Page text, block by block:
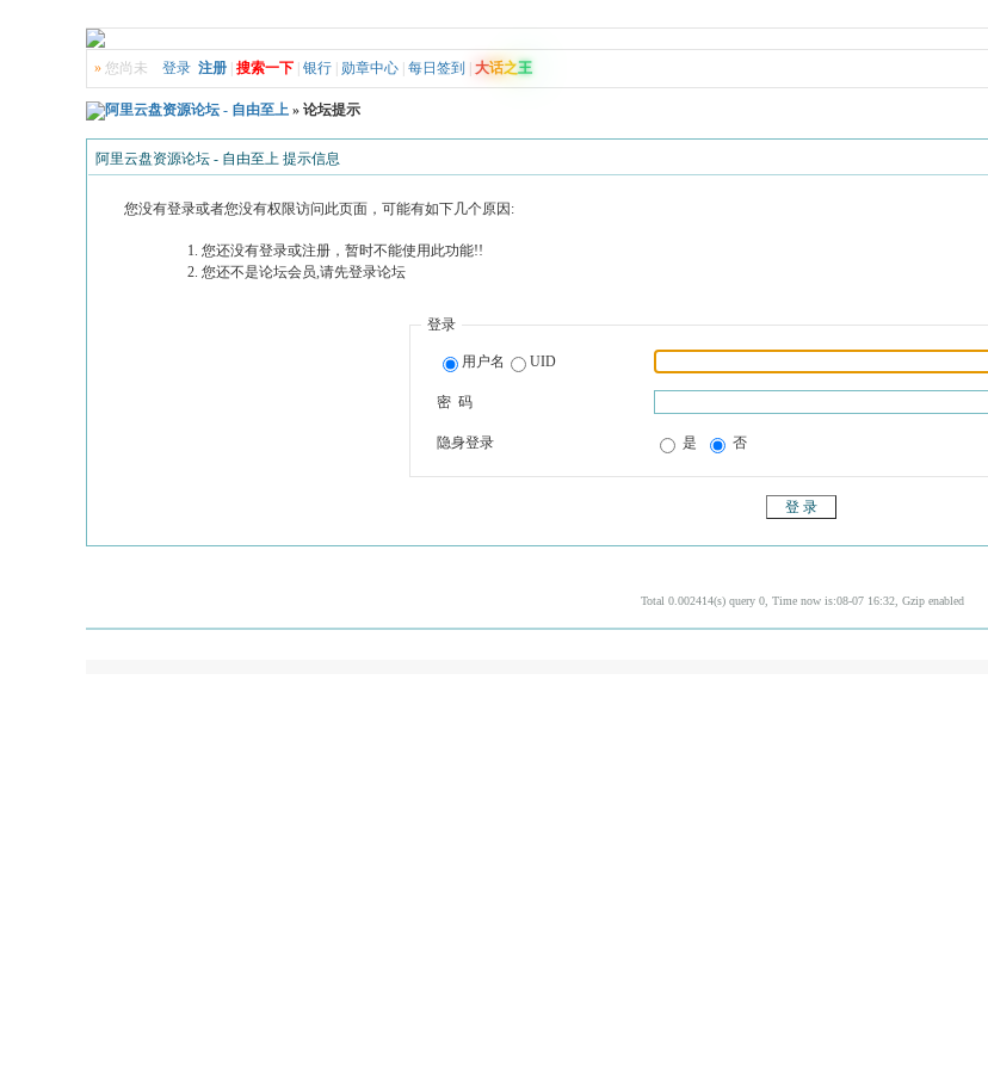
» 您尚未 登录 注册 搜索一下 银行 勋章中心 每日签到 大话之王
阿里云盘资源论坛 - 自由至上 » 论坛提示
阿里云盘资源论坛 - 自由至上 提示信息
您没有登录或者您没有权限访问此页面，可能有如下几个原因:
您还没有登录或注册，暂时不能使用此功能!!
您还不是论坛会员,请先登录论坛
登录
用户名 UID
密 码
隐身登录 是 否
Total 0.002414(s) query 0, Time now is:08-07 16:32, Gzip enabled